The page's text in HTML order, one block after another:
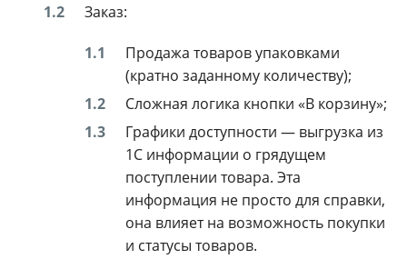
Заказ:
Продажа товаров упаковками
(кратно заданному количеству);
Сложная логика кнопки «В корзину»;
Графики доступности — выгрузка из
1С информации о грядущем
поступлении товара. Эта
информация не просто для справки,
она влияет на возможность покупки
и статусы товаров.